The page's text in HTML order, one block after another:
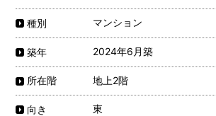
種別 マンション
築年 2024年6月築
所在階 地上2階
向き 東